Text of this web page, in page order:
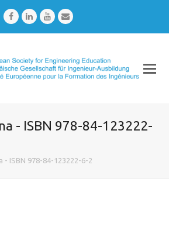
FacebookLinkedInYoutubeEmail
- ISBN 978-84-123222-
- ISBN 978-84-123222-6-2